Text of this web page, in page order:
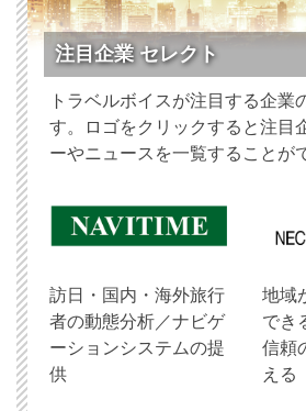
注目企業 セレクト
トラベルボイスが注目する企業
す。ロゴをクリックすると注目
ーやニュースを一覧することが
訪日・国内・海外旅行
者の動態分析／ナビゲ
ーションシステムの提
供
地域
でき
信頼
える